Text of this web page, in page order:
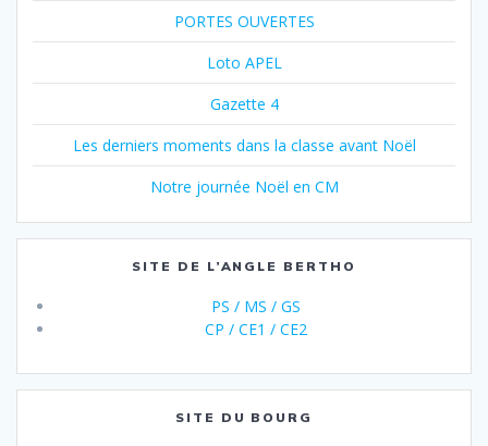
PORTES OUVERTES
Loto APEL
Gazette 4
Les derniers moments dans la classe avant Noël
Notre journée Noël en CM
SITE DE L’ANGLE BERTHO
PS / MS / GS
CP / CE1 / CE2
SITE DU BOURG